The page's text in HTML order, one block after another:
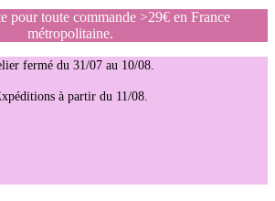
pour toute commande >29€ en France
métropolitaine.
fermé du 31/07 au 10/08.
à partir du 11/08.